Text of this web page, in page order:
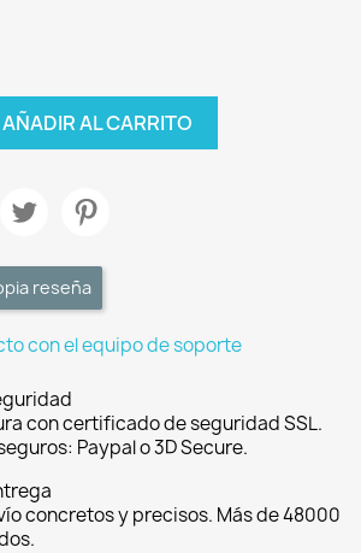
AÑADIR AL CARRITO
reseña
con el equipo de soporte
con certificado de seguridad SSL.
Paypal o 3D Secure.
concretos y precisos. Más de 48000